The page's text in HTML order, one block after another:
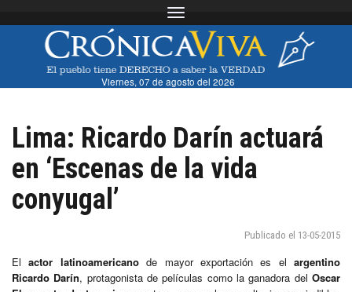
Toggle navigation
Viernes, 07 de agosto del 2026
Lima: Ricardo Darín actuará
en ‘Escenas de la vida
conyugal’
Publicado el 13-05-2015
Elactor latinoamericanode mayor exportación es el argentino
Ricardo Darín, protagonista de películas como la ganadora delOscar